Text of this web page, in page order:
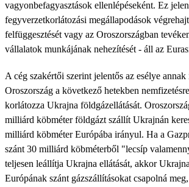
vagyonbefagyasztások ellenlépéseként. Ez
fegyverzetkorlátozási megállapodások
felfüggesztését vagy az Oroszországban
vállalatok munkájának nehezítését - áll az
A cég szakértői szerint jelentős az esélye
Oroszország a következő hetekben
korlátozza Ukrajna földgázellátását.
milliárd köbméter földgázt szállít Ukrajnán
milliárd köbméter Európába irányul. Ha a
szánt 30 milliárd köbméterből "lecsíp
teljesen leállítja Ukrajna ellátását, akkor
Európának szánt gázszállításokat csapolná